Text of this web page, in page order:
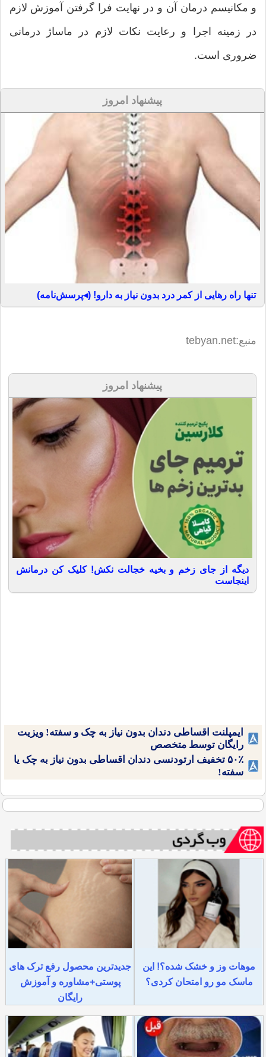
و مکانیسم درمان آن و در نهایت فرا گرفتن آموزش لازم
در زمینه اجرا و رعایت نکات لازم در ماساژ درمانی
ضروری است.
پیشنهاد امروز
تنها راه رهایی از کمر درد بدون نیاز به دارو! (◂پرسش‌نامه)
منبع:tebyan.net
پیشنهاد امروز
دیگه از جای زخم و بخیه خجالت نکش! کلیک کن درمانش
اینجاست
ایمپلنت اقساطی دندان بدون نیاز به چک و سفته! ویزیت
رایگان توسط متخصص
۵۰٪ تخفیف ارتودنسی دندان اقساطی بدون نیاز به چک یا
سفته!
موهات وز و خشک شده؟! این
ماسک مو رو امتحان کردی؟
جدیدترین محصول رفع ترک های
پوستی+مشاوره و آموزش
رایگان